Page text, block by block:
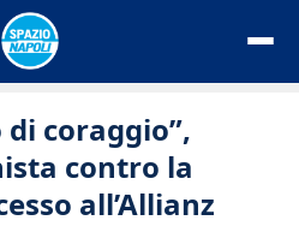
coraggio”,
contro la
all’Allianz